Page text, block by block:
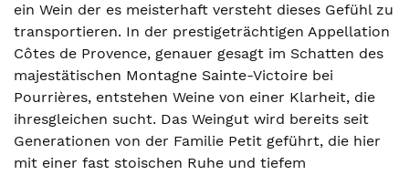
ein Wein der es meisterhaft versteht dieses Gefühl zu
transportieren. In der prestigeträchtigen Appellation
Côtes de Provence, genauer gesagt im Schatten des
majestätischen Montagne Sainte-Victoire bei
Pourrières, entstehen Weine von einer Klarheit, die
ihresgleichen sucht. Das Weingut wird bereits seit
Generationen von der Familie Petit geführt, die hier
mit einer fast stoischen Ruhe und tiefem